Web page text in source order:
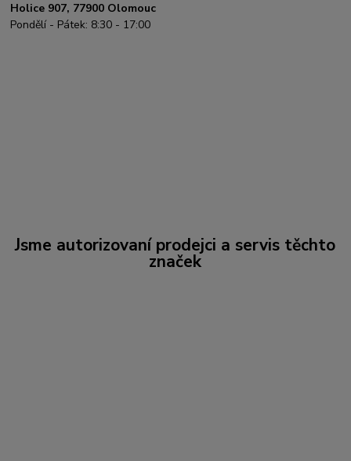
Holice 907, 77900 Olomouc
Pondělí - Pátek: 8:30 - 17:00
Jsme autorizovaní prodejci a servis těchto
značek